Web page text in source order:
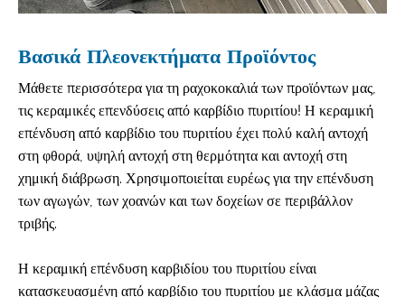
Βασικά Πλεονεκτήματα Προϊόντος
Μάθετε περισσότερα για τη ραχοκοκαλιά των προϊόντων μας,
τις κεραμικές επενδύσεις από καρβίδιο πυριτίου! Η κεραμική
επένδυση από καρβίδιο του πυριτίου έχει πολύ καλή αντοχή
στη φθορά, υψηλή αντοχή στη θερμότητα και αντοχή στη
χημική διάβρωση. Χρησιμοποιείται ευρέως για την επένδυση
των αγωγών, των χοανών και των δοχείων σε περιβάλλον
τριβής.
Η κεραμική επένδυση καρβιδίου του πυριτίου είναι
κατασκευασμένη από καρβίδιο του πυριτίου με κλάσμα μάζας